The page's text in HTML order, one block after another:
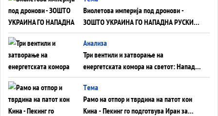
Виолетова империја под дронови -
ЗОШТО УКРАИНА ГО НАПАДНА РУСКИОТ
WILDBERRIES
Aнализа
Три вентили и затворање на
енергетската комора на светот: Нападот
во Суец најавува глобален енергетски
инфаркт?
Tема
Рамо на отпор и тврдина на патот кон
Кина - Пекинг го подготвува Иран за